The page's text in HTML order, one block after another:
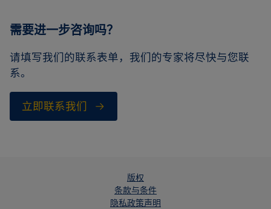
需要进一步咨询吗？
请填写我们的联系表单，我们的专家将尽快与您联
系。
立即联系我们
版权
条款与条件
隐私政策声明